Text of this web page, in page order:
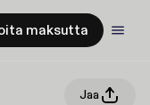
maksutta
Jaa